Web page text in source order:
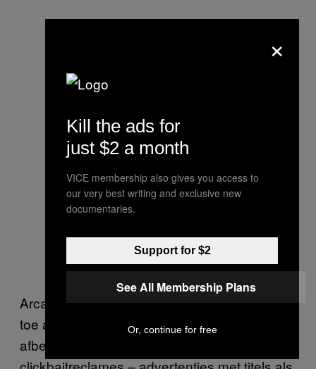
Cory Arcangel: currentmood
Arcangel; Met dank aan de Lisson
Gallery
Arcangel voegde ook een online component
toe aan de tentoonstelling. Sommige van de
afbeelding verwerkte hij namelijk in
×
Kill the ads for
just $2 a month
VICE membership also gives you access to
our very best writing and exclusive new
documentaries.
Support for $2
See All Membership Plans
Or, continue for free